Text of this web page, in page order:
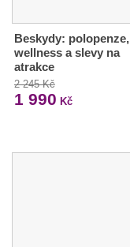
Beskydy: polopenze,
wellness a slevy na
atrakce
2 245 Kč
1 990 Kč